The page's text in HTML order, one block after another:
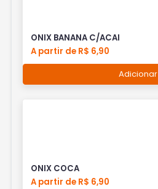
ONIX BANANA C/ACAI
A partir de R$ 6,90
Adicionar
ONIX COCA
A partir de R$ 6,90